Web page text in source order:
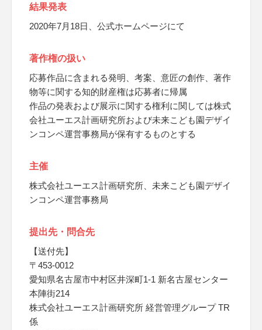
結果発表
2020年7月18日、公式ホームページにて
著作権の扱い
応募作品に含まれる発明、考案、意匠の創作、著作
物等に関する知的財産権は応募者に帰属
作品の発表および展示に関する権利に関しては株式
会社ユーエス計画研究所および未来こども園デザイ
ンコンペ運営事務局が保有するものとする
主催
株式会社ユーエス計画研究所、未来こども園デザイ
ンコンペ運営事務局
提出先・問合先
【送付先】
〒453-0012
愛知県名古屋市中村区井深町1-1 新名古屋センター
本陣街214
株式会社ユーエス計画研究所 経営管理グループ TR
係